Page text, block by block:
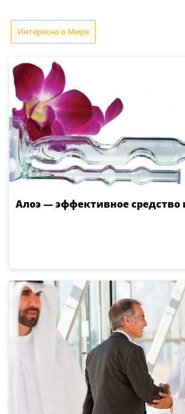
Интересно о Мире
Алоэ — эффективное